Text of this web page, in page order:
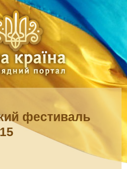
фестиваль